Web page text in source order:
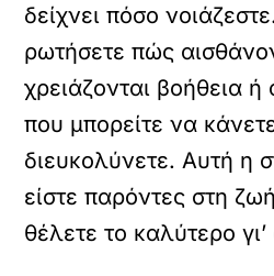
δείχνει πόσο
ρωτήσετε πώς
χρειάζονται βοήθεια ή
που μπορείτε να
διευκολύνετε. Αυτή η
είστε παρόντες στη
θέλετε το καλύτερο